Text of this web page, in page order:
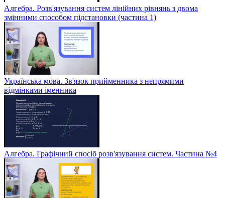
Алгебра. Розв'язування систем лінійних рівнянь з двома
змінними способом підстановки (частина 1)
Українська мова. Зв'язок прийменника з непрямими
відмінками іменника
Алгебра. Графічний спосіб розв'язування систем. Частина №4